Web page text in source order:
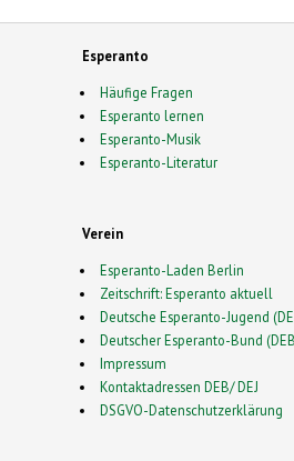
Esperanto
Häufige Fragen
Esperanto lernen
Esperanto-Musik
Esperanto-Literatur
Verein
Esperanto-Laden Berlin
Zeitschrift: Esperanto aktuell
Deutsche Esperanto-Jugend
Deutscher Esperanto-Bund
Impressum
Kontaktadressen DEB/ DEJ
DSGVO-Datenschutzerklärung